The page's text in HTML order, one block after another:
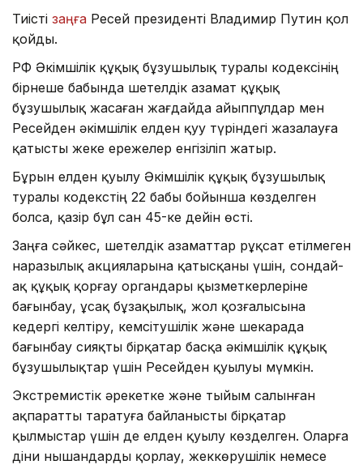
Тиісті заңға Ресей президенті Владимир Путин қол
қойды.
РФ Әкімшілік құқық бұзушылық туралы кодексінің
бірнеше бабында шетелдік азамат құқық
бұзушылық жасаған жағдайда айыппұлдар мен
Ресейден әкімшілік елден қуу түріндегі жазалауға
қатысты жеке ережелер енгізіліп жатыр.
Бұрын елден қуылу Әкімшілік құқық бұзушылық
туралы кодекстің 22 бабы бойынша көзделген
болса, қазір бұл сан 45-ке дейін өсті.
Заңға сәйкес, шетелдік азаматтар рұқсат етілмеген
наразылық акцияларына қатысқаны үшін, сондай-
ақ құқық қорғау органдары қызметкерлеріне
бағынбау, ұсақ бұзақылық, жол қозғалысына
кедергі келтіру, кемсітушілік және шекарада
бағынбау сияқты бірқатар басқа әкімшілік құқық
бұзушылықтар үшін Ресейден қуылуы мүмкін.
Экстремистік әрекетке және тыйым салынған
ақпаратты таратуға байланысты бірқатар
қылмыстар үшін де елден қуылу көзделген. Оларға
діни нышандарды қорлау, жеккөрушілік немесе